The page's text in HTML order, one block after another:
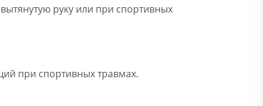
руку или при спортивных
при спортивных травмах.